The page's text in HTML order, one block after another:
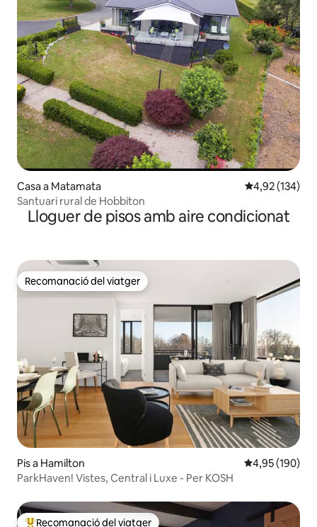
Casa a Matamata 4,92 de
4,92 (134)
Santuari rural de Hobbiton
Lloguer de pisos amb aire condicionat
Recomanació del viatger
Recomanació del viatger
Pis a Hamilton 4,95 de
4,95 (190)
ParkHaven! Vistes, Central i Luxe - Per KOSH
Recomanació del viatger